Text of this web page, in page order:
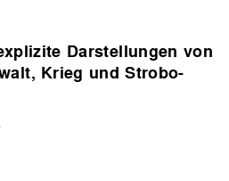
Darstellungen von
Krieg und Strobo-